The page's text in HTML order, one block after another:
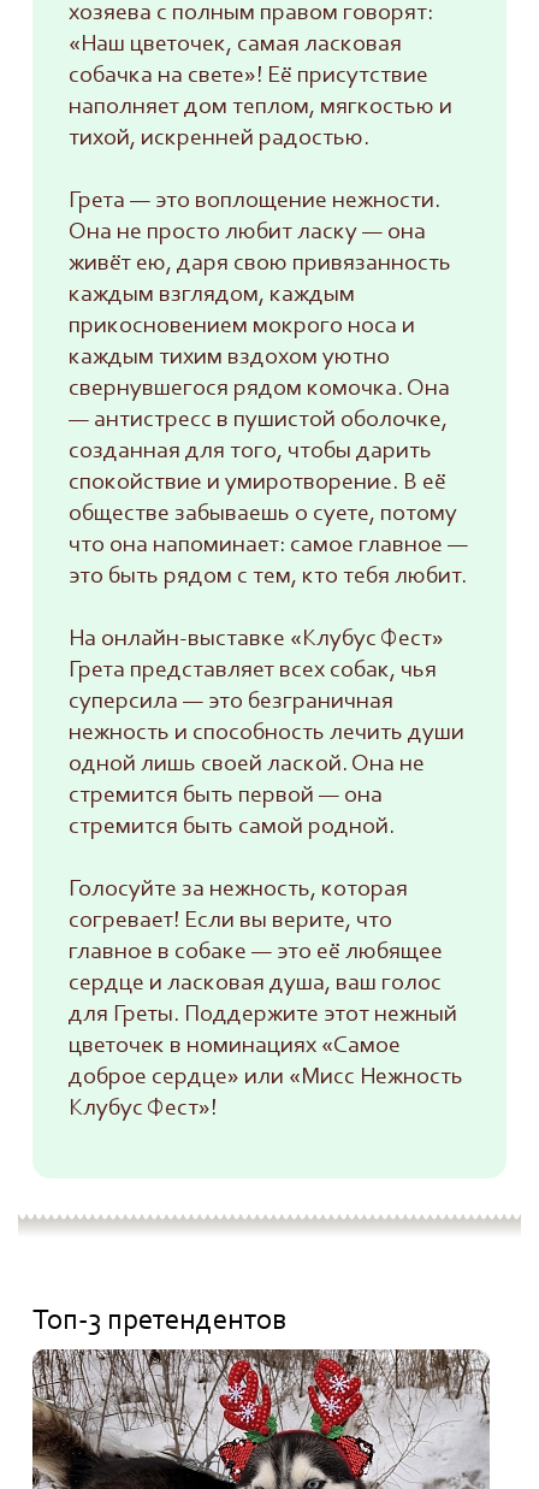
хозяева с полным правом говорят:
«Наш цветочек, самая ласковая
собачка на свете»! Её присутствие
наполняет дом теплом, мягкостью и
тихой, искренней радостью.
Грета — это воплощение нежности.
Она не просто любит ласку — она
живёт ею, даря свою привязанность
каждым взглядом, каждым
прикосновением мокрого носа и
каждым тихим вздохом уютно
свернувшегося рядом комочка. Она
— антистресс в пушистой оболочке,
созданная для того, чтобы дарить
спокойствие и умиротворение. В её
обществе забываешь о суете, потому
что она напоминает: самое главное —
это быть рядом с тем, кто тебя любит.
На онлайн-выставке «Клубус Фест»
Грета представляет всех собак, чья
суперсила — это безграничная
нежность и способность лечить души
одной лишь своей лаской. Она не
стремится быть первой — она
стремится быть самой родной.
Голосуйте за нежность, которая
согревает! Если вы верите, что
главное в собаке — это её любящее
сердце и ласковая душа, ваш голос
для Греты. Поддержите этот нежный
цветочек в номинациях «Самое
доброе сердце» или «Мисс Нежность
Клубус Фест»!
Топ-3 претендентов